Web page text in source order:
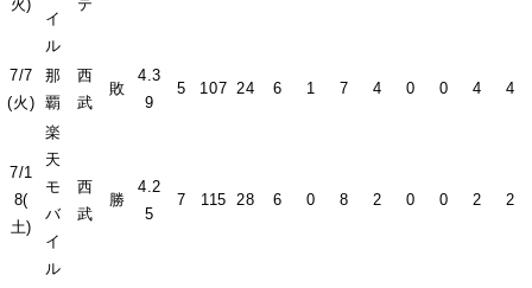
火)
イ
ル
テ
7/7
(火)
那
覇
西
武
敗
4.3
9
5 107 24 6 1 7 4 0 0 4 4
7/1
8(
土)
楽
天
モ
バ
イ
ル
西
武
勝
4.2
5
7 115 28 6 0 8 2 0 0 2 2